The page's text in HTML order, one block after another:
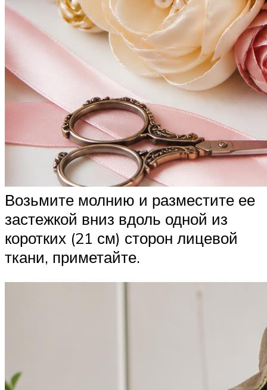
Возьмите молнию и разместите ее
застежкой вниз вдоль одной из
коротких (21 см) сторон лицевой
ткани, приметайте.